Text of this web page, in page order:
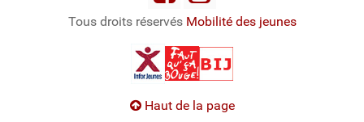
Tous droits réservés Mobilité des jeunes
Haut de la page